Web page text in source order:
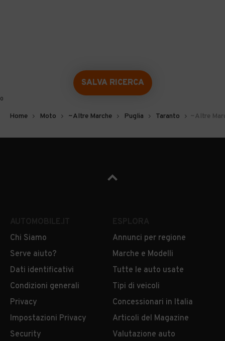
SALVA RICERCA
0
Home Moto ~Altre Marche Puglia Taranto ~Altre
Chi Siamo
Serve aiuto?
Dati identificativi
Condizioni generali
Privacy
Impostazioni Privacy
Security
Annunci per regione
Marche e Modelli
Tutte le auto usate
Tipi di veicoli
Concessionari in Italia
Articoli del Magazine
Valutazione auto